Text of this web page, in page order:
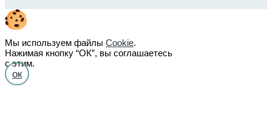
Мы используем файлы Cookie.
Нажимая кнопку “ОК”, вы соглашаетесь
с этим.
ок